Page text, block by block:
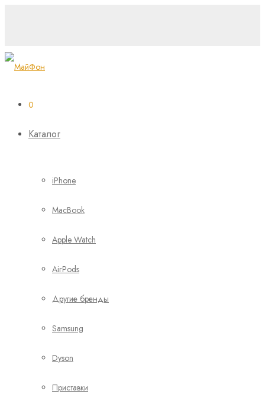
0
Каталог
iPhone
MacBook
Apple Watch
AirPods
Другие бренды
Samsung
Dyson
Приставки